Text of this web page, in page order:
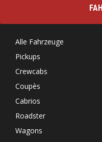
Alle Fahrzeuge
Pickups
Crewcabs
Coupès
Cabrios
Roadster
Wagons